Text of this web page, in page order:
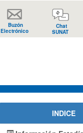
Buzón
Electrónico
Chat
SUNAT
INDICE